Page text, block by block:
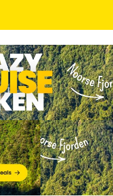
halfpension